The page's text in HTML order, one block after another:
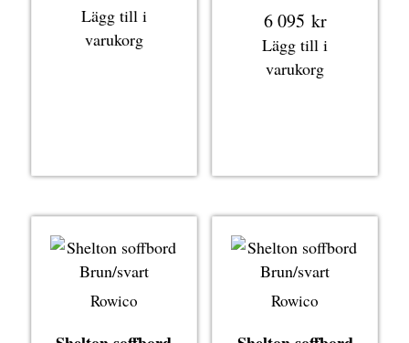
Lägg till i
varukorg
6 095 kr
Lägg till i
varukorg
Rowico Rowico